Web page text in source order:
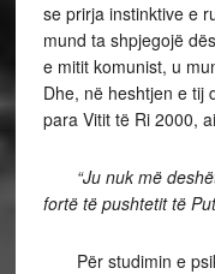
se prirja instinktive e
mund ta shpjegojë
e mitit komunist, u
Dhe, në heshtjen e tij
para Vitit të Ri 2000,
“Ju nuk më deshët
fortë të pushtetit të
Për studimin e